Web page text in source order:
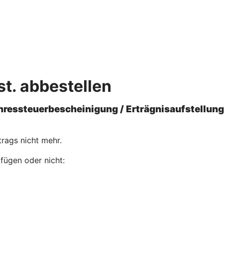
abbestellen
/ Erträgnisaufstellung
nicht mehr.
oder nicht: